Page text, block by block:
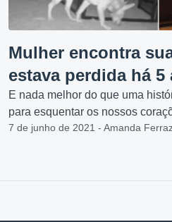
Mulher encontra
estava perdida há 5
E nada melhor do que uma
para esquentar os nossos
7 de junho de 2021 - Amanda